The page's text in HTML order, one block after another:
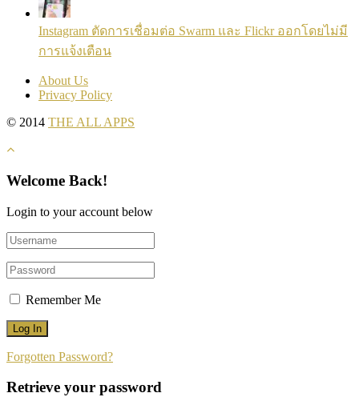
Instagram ตัดการเชื่อมต่อ Swarm และ Flickr ออกโดยไม่มี
การแจ้งเตือน
About Us
Privacy Policy
© 2014 THE ALL APPS
Welcome Back!
Login to your account below
Remember Me
Forgotten Password?
Retrieve your password